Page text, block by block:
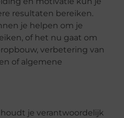
resultaten bereiken.
je helpen om je
of het nu gaat om
verbetering van
of algemene
je verantwoordelijk